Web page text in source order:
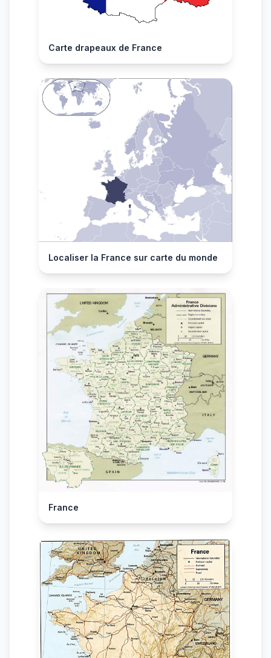
Carte drapeaux de France
Localiser la France sur carte du monde
France